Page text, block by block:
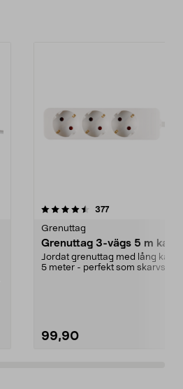
377recensioner
Grenuttag
Grenuttag 3-vägs 5 m kabel
Jordat grenuttag med lång kabel.
5 meter - perfekt som skarvsladd.
99,90
4.5 av 5 stjärnor